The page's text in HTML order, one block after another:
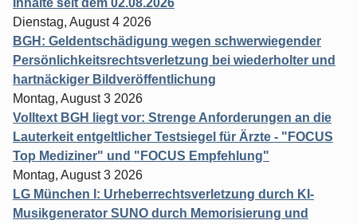
Dienstag, August 4 2026
BGH: Geldentschädigung wegen schwerwiegender
Persönlichkeitsrechtsverletzung bei wiederholter und
hartnäckiger Bildveröffentlichung
Montag, August 3 2026
Volltext BGH liegt vor: Strenge Anforderungen an die
Lauterkeit entgeltlicher Testsiegel für Ärzte - "FOCUS
Top Mediziner" und "FOCUS Empfehlung"
Montag, August 3 2026
LG München I: Urheberrechtsverletzung durch KI-
Musikgenerator SUNO durch Memorisierung und